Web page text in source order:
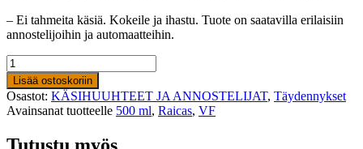
– Ei tahmeita käsiä. Kokeile ja ihastu. Tuote on saatavilla erilaisiin
annostelijoihin ja automaatteihin.
RAICAS®
VF
KÄSIHUUHDEGEELI
500
ML,
Lisää ostoskoriin
Osastot: KÄSIHUUHTEET JA ANNOSTELIJAT, Täydennykset
Avainsanat tuotteelle 500 ml, Raicas, VF
Tutustu myös